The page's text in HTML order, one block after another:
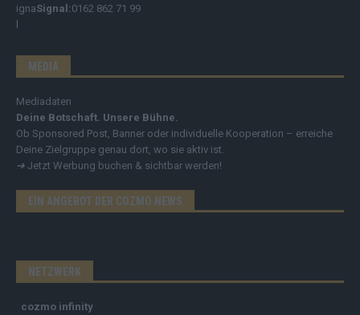
Signal:0162 862 71 99
MEDIA
Mediadaten
Deine Botschaft. Unsere Bühne.
Ob Sponsored Post, Banner oder individuelle Kooperation – erreiche
Deine Zielgruppe genau dort, wo sie aktiv ist.
➔ Jetzt Werbung buchen & sichtbar werden!
EIN ANGEBOT DER COZMO NEWS
NETZWERK
cozmo infinity